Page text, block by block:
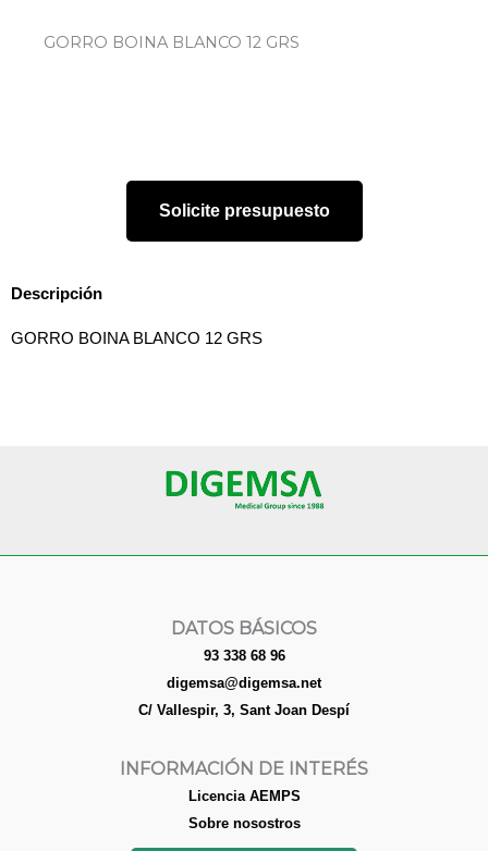
GORRO BOINA BLANCO 12 GRS
Solicite presupuesto
Descripción
GORRO BOINA BLANCO 12 GRS
DATOS BÁSICOS
93 338 68 96
digemsa@digemsa.net
C/ Vallespir, 3, Sant Joan Despí
INFORMACIÓN DE INTERÉS
Licencia AEMPS
Sobre nosostros